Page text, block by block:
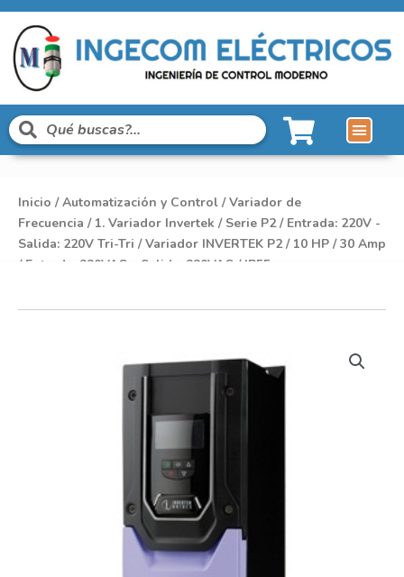
Inicio /Automatización y Control /Variador de
Frecuencia / 1. Variador Invertek / Serie P2/ Entrada: 220V -
Salida: 220V Tri-Tri / Variador INVERTEK P2 / 10 HP / 30 Amp
/ Entrada: 220VAC – Salida: 220VAC / IP55